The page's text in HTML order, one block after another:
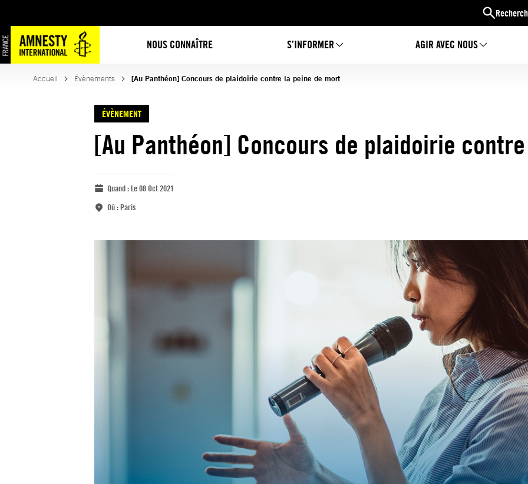
NOUS CONNAÎTRE S’INFORMER AGIR AVEC NOUS
Accueil Évènements [Au Panthéon] Concours de plaidoirie contre la peine de mort
ÉVÈNEMENT
[Au Panthéon] Concours de plaidoirie
Quand :Le 08 Oct 2021
Où :Paris